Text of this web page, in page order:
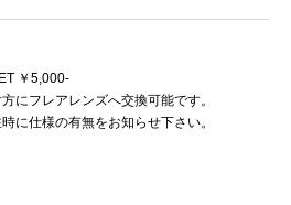
￥5,000-
にフレアレンズへ交換可能です。
に仕様の有無をお知らせ下さい。